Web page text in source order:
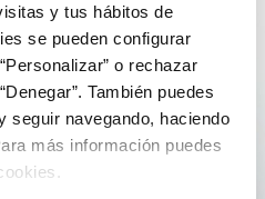
y tus hábitos de
se pueden configurar
o rechazar
También puedes
seguir navegando, haciendo
más información puedes
Reganosa por la